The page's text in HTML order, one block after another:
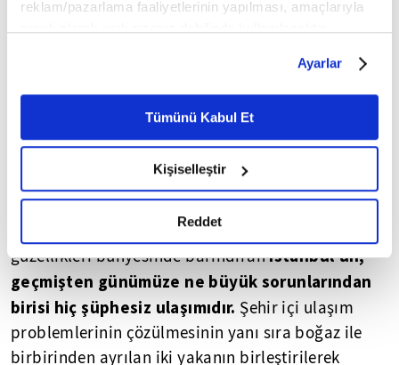
reklam/pazarlama faaliyetlerinin yapılması, amaçlarıyla
belirleyebilirsiniz. Çerezlere ilişkin detaylı bilgi için
Ayarlar butonuna tıklayabilir,Çerez Bilgilendirme
Metnimizi ziyaret edebilirsiniz.
6698 sayılı Kişisel Verilerin Korunması Kanunu uyarınca
okumak ve sitemizi ziyaretiniz kapsamında
gerçekleştirilen veri işleme faaliyetleri ile ilgili daha
detaylı bilgi almak için lütfentıklayınız.
Ayarlar
Tümünü Kabul Et
Kişiselleştir
Reddet
Rumeli ve Anadolu Yakası ile birbirinden farklı
güzellikleri bünyesinde barındıranİstanbul'un,
geçmişten günümüze ne büyük sorunlarından
birisi hiç şüphesiz ulaşımıdır. Şehir içi ulaşım
problemlerinin çözülmesinin yanı sıra boğaz ile
birbirinden ayrılan iki yakanın birleştirilerek